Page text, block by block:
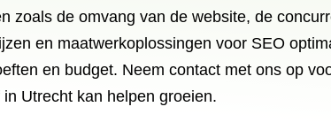
zoals de omvang van de website, de
en maatwerkoplossingen voor SEO
en budget. Neem contact met ons op
Utrecht kan helpen groeien.